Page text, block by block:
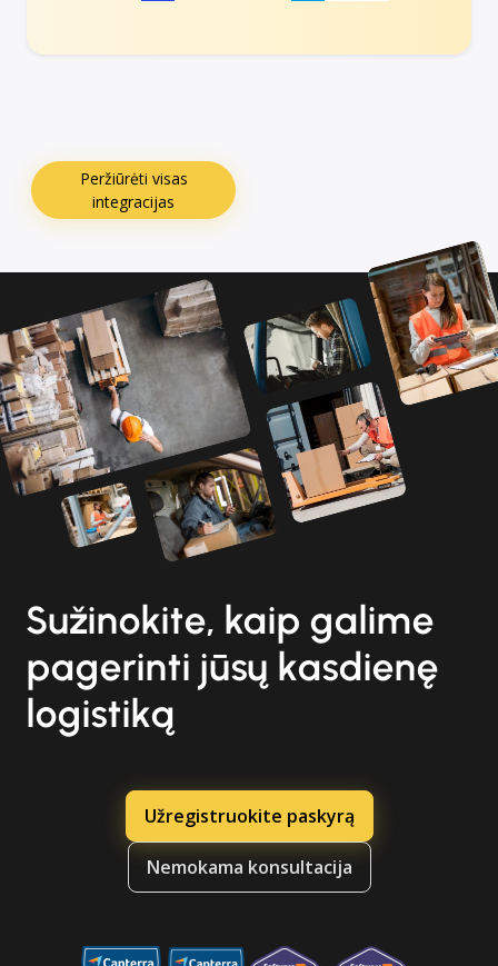
Peržiūrėti visas
integracijas
Sužinokite, kaip galime
pagerinti jūsų kasdienę
logistiką
Užregistruokite paskyrą
Nemokama konsultacija